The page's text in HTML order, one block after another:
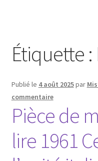
Étiquette :
Publié le 4 août 2025par
commentaire
Pièce de
lire 1961